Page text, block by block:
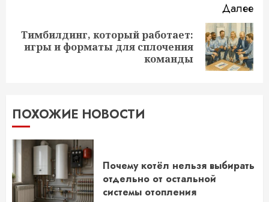
Далее
Следующая
Тимбилдинг, который работает:
игры и форматы для сплочения
команды
ПОХОЖИЕ НОВОСТИ
Почему котёл нельзя выбирать
отдельно от остальной
системы отопления